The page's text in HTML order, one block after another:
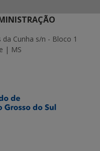
Cunha s/n - Bloco 1
| MS